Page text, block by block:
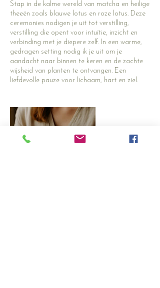
Stap in de kalme wereld van matcha en heilige
theeën zoals blauwe lotus en roze lotus. Deze
ceremonies nodigen je uit tot verstilling,
verstilling die opent voor intuïtie, inzicht en
verbinding met je diepere zelf. In een warme,
gedragen setting nodig ik je uit om je
aandacht naar binnen te keren en de zachte
wijsheid van planten te ontvangen. Een
liefdevolle pauze voor lichaam, hart en ziel.